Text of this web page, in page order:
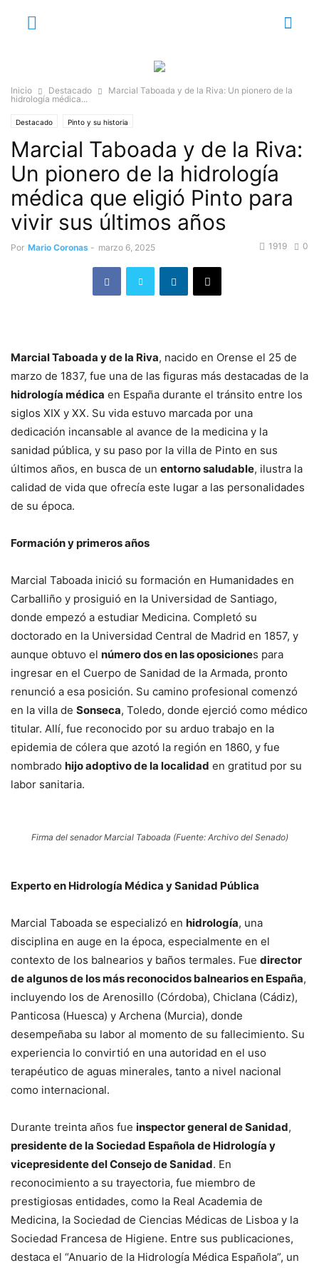
Inicio Destacado
Marcial Taboada y de la Riva: Un pionero de la
hidrología médica...
Destacado Pinto y su historia
Marcial Taboada y de la Riva:
Un pionero de la hidrología
médica que eligió Pinto para
vivir sus últimos años
Por Mario Coronas - marzo 6, 2025 0
1919
Marcial Taboada y de la Riva, nacido en Orense el 25 de
marzo de 1837, fue una de las figuras más destacadas de la
hidrología médica en España durante el tránsito entre los
siglos XIX y XX. Su vida estuvo marcada por una
dedicación incansable al avance de la medicina y la
sanidad pública, y su paso por la villa de Pinto en sus
últimos años, en busca de un entorno saludable, ilustra la
calidad de vida que ofrecía este lugar a las personalidades
de su época.
Formación y primeros años
Marcial Taboada inició su formación en Humanidades en
Carballiño y prosiguió en la Universidad de Santiago,
donde empezó a estudiar Medicina. Completó su
doctorado en la Universidad Central de Madrid en 1857, y
aunque obtuvo el número dos en las oposiciones para
ingresar en el Cuerpo de Sanidad de la Armada, pronto
renunció a esa posición. Su camino profesional comenzó
en la villa de Sonseca, Toledo, donde ejerció como médico
titular. Allí, fue reconocido por su arduo trabajo en la
epidemia de cólera que azotó la región en 1860, y fue
nombrado hijo adoptivo de la localidad en gratitud por su
labor sanitaria.
Firma del senador Marcial Taboada (Fuente: Archivo del Senado)
Experto en Hidrología Médica y Sanidad Pública
Marcial Taboada se especializó en hidrología, una
disciplina en auge en la época, especialmente en el
contexto de los balnearios y baños termales. Fue director
de algunos de los más reconocidos balnearios en España,
incluyendo los de Arenosillo (Córdoba), Chiclana (Cádiz),
Panticosa (Huesca) y Archena (Murcia), donde
desempeñaba su labor al momento de su fallecimiento. Su
experiencia lo convirtió en una autoridad en el uso
terapéutico de aguas minerales, tanto a nivel nacional
como internacional.
Durante treinta años fue inspector general de Sanidad,
presidente de la Sociedad Española de Hidrología y
vicepresidente del Consejo de Sanidad. En
reconocimiento a su trayectoria, fue miembro de
prestigiosas entidades, como la Real Academia de
Medicina, la Sociedad de Ciencias Médicas de Lisboa y la
Sociedad Francesa de Higiene. Entre sus publicaciones,
destaca el “Anuario de la Hidrología Médica Española”, un